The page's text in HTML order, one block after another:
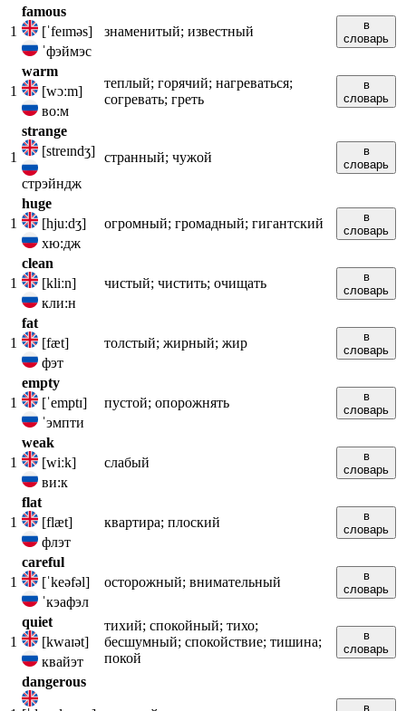
1
famous
[ˈfeɪməs]
ˈфэймэс
знаменитый; известный
в
словарь
1
warm
[wɔːm]
во:м
теплый; горячий; нагреваться;
согревать; греть
в
словарь
1
strange
[streɪndʒ]
стрэйндж
странный; чужой
в
словарь
1
huge
[hjuːdʒ]
хю:дж
огромный; громадный; гигантский
в
словарь
1
clean
[kliːn]
кли:н
чистый; чистить; очищать
в
словарь
1
fat
[fæt]
фэт
толстый; жирный; жир
в
словарь
1
empty
[ˈemptɪ]
ˈэмпти
пустой; опорожнять
в
словарь
1
weak
[wiːk]
ви:к
слабый
в
словарь
1
flat
[flæt]
флэт
квартира; плоский
в
словарь
1
careful
[ˈkeəfəl]
ˈкэафэл
осторожный; внимательный
в
словарь
1
quiet
[kwaɪət]
квайэт
тихий; спокойный; тихо;
бесшумный; спокойствие; тишина;
покой
в
словарь
dangerous
в